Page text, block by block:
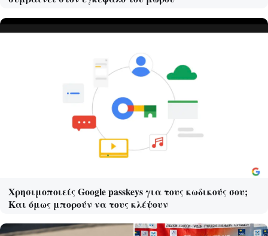
Χρησιμοποιείς Google passkeys για τους κωδικούς σου;
Και όμως μπορούν να τους κλέψουν